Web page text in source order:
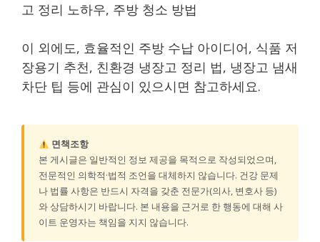
고 정리 노하우, 주방 청소 방법
이 외에도, 효율적인 주방 수납 아이디어, 식품 저
장용기 추천, 친환경 냉장고 정리 법, 냉장고 냄새
차단 팁 등에 관심이 있으시면 참고하세요.
면책조항
본 게시글은 일반적인 정보 제공을 목적으로 작성되었으며,
전문적인 의학적·법적 조언을 대체하지 않습니다. 건강 문제
나 법률 사항은 반드시 자격을 갖춘 전문가(의사, 변호사 등)
와 상담하시기 바랍니다. 본 내용을 근거로 한 행동에 대해 사
이트 운영자는 책임을 지지 않습니다.